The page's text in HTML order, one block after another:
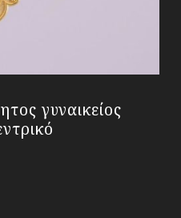
γυναικείος